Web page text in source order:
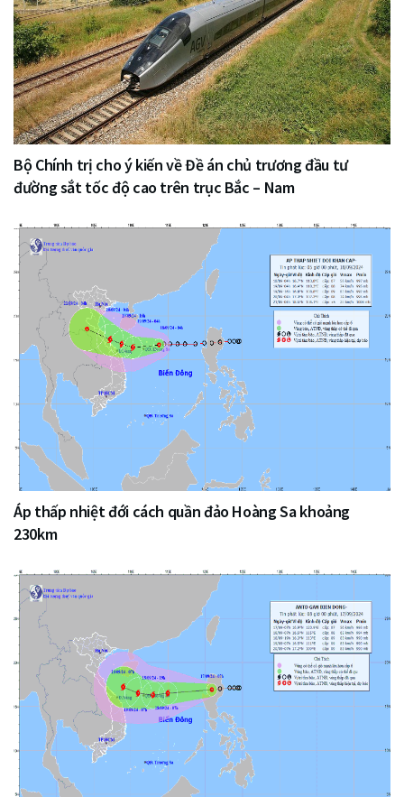
Bộ Chính trị cho ý kiến về Đề án chủ trương đầu tư
đường sắt tốc độ cao trên trục Bắc – Nam
Áp thấp nhiệt đới cách quần đảo Hoàng Sa khoảng
230km